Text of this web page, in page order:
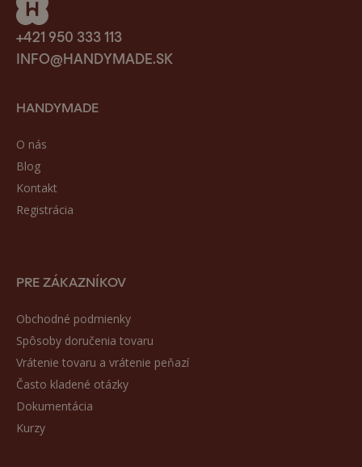
+421 950 333 113
INFO@HANDYMADE.SK
HANDYMADE
O nás
Blog
Kontakt
Registrácia
PRE ZÁKAZNÍKOV
Obchodné podmienky
Spôsoby doručenia tovaru
Vrátenie tovaru a vrátenie peňazí
Často kladené otázky
Dokumentácia
Kurzy